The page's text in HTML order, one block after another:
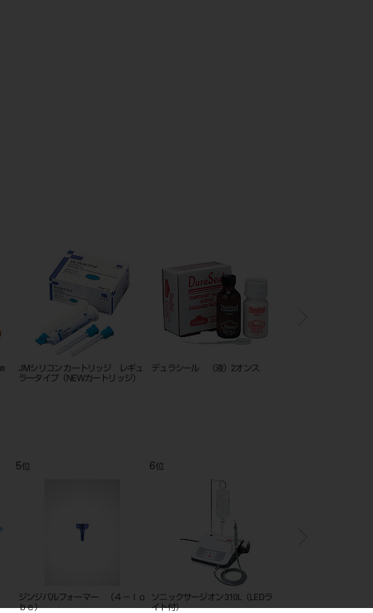
ゲーツドリル 28mm 6入 ＃6 モリタ歯科用咬合紙 青
SPIインプラント除去用ドリルロン
グ（骨内部φ3．5mm）
イニセルインプラント エレメント
LC
S1（20×10mm）